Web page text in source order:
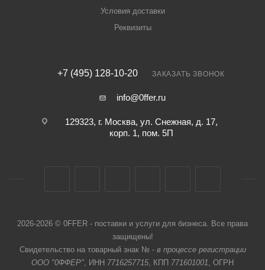
Условия доставки
Реквизиты
+7 (495) 128-10-20 ЗАКАЗАТЬ ЗВОНОК
info@0ffer.ru
129323, г. Москва, ул. Снежная, д. 17,
корп. 1, пом. 5П
2026-2026 © 0FFER - поставки и услуги для бизнеса. Все права
защищены!
Свидетельство на товарный знак № - в процессе регистрации
ООО "0ФФЕР", ИНН 7716257715, КПП 771601001, ОГРН